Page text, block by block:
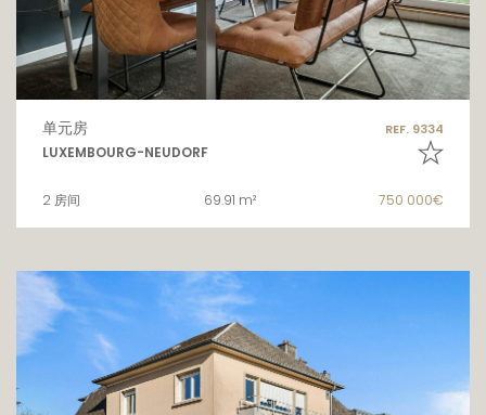
单元房 REF. 9334
LUXEMBOURG-NEUDORF
2 房间 69.91 m² 750 000€